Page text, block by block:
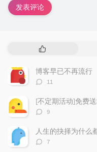
发表评论
热
文
章
博客早已不再流行
评
数：
11
[不定期活动]免费
评
数：
9
人生的抉择为什么
评
7